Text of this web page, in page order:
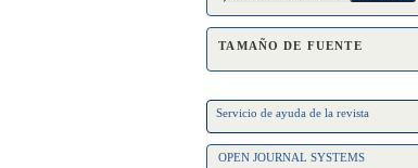
TAMAÑO DE FUENTE
Servicio de ayuda de la revista
OPEN JOURNAL SYSTEMS